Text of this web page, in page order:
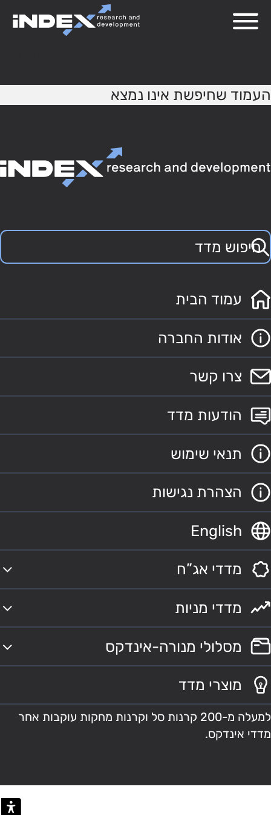
העמוד שחיפשת אינו נמצא
עמוד הבית
אודות החברה
צרו קשר
הודעות מדד
תנאי שימוש
הצהרת נגישות
English
מדדי אג”ח
מדדי מניות
מסלולי מנורה-אינדקס
מוצרי מדד
למעלה מ-200 קרנות סל וקרנות מחקות עוקבות אחר
מדדי אינדקס.